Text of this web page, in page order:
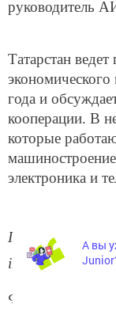
руководитель
Татарстан
экономического
года и
кооперации. В
которые
электроника и
Подробнее:
inform.ru/news/
Фото: Михаил
А вы